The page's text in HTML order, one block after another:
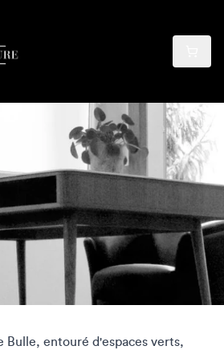
entouré d'espaces verts,